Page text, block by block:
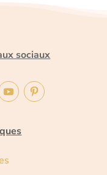
sociaux